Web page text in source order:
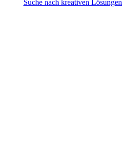
Suche nach kreativen Lösungen